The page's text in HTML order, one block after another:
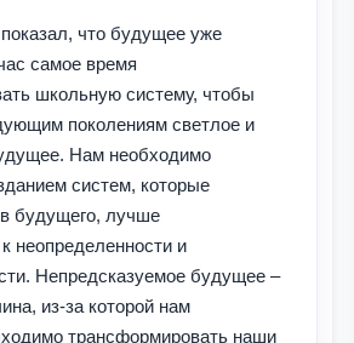
что будущее уже
самое время
школьную систему, чтобы
поколениям светлое и
Нам необходимо
систем, которые
будущего, лучше
неопределенности и
Непредсказуемое будущее –
из-за которой нам
трансформировать наши